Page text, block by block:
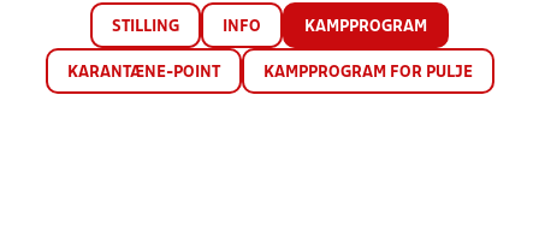
STILLING INFO KAMPPROGRAM
KARANTÆNE-POINT KAMPPROGRAM FOR PULJE